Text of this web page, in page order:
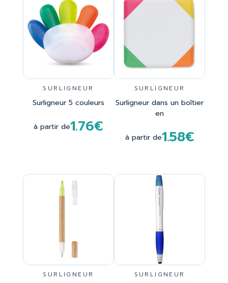
SURLIGNEUR
Surligneur 5 couleurs
à partir de1.76€
SURLIGNEUR
Surligneur dans un boîtier
en
à partir de1.58€
SURLIGNEUR SURLIGNEUR